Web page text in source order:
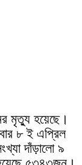
মৃত্যু হয়েছে।
৮ ই এপ্রিল
দাঁড়ালো ৯